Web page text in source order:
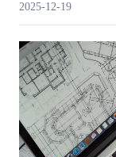
2025-12-19